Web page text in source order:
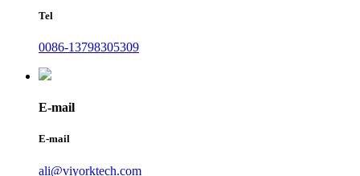
Tel
0086-13798305309
E-mail
E-mail
ali@viyorktech.com